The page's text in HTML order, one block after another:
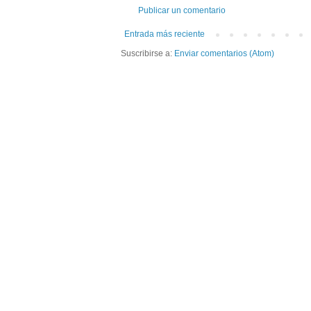
Publicar un comentario
Entrada más reciente
Suscribirse a: Enviar comentarios (Atom)